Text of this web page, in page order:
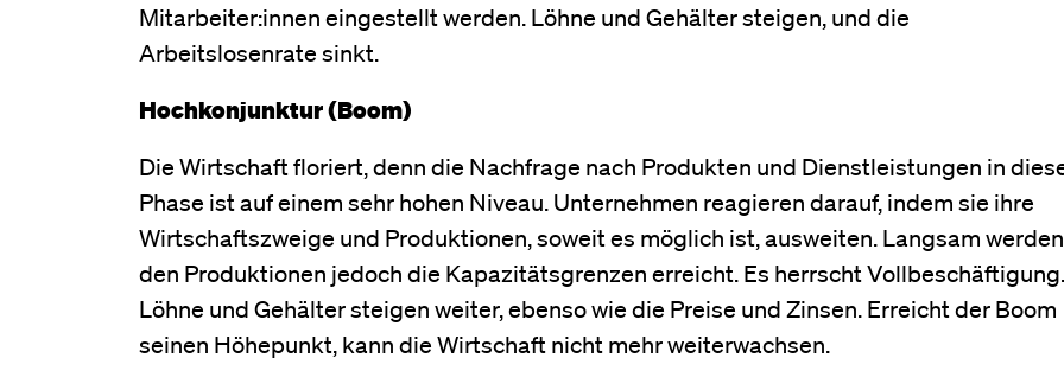
Mitarbeiter:innen eingestellt werden. Löhne und Gehälter steigen, und die
Arbeitslosenrate sinkt.
Hochkonjunktur (Boom)
Die Wirtschaft floriert, denn die Nachfrage nach Produkten und Dienstleistungen in
Phase ist auf einem sehr hohen Niveau. Unternehmen reagieren darauf, indem sie ihre
Wirtschaftszweige und Produktionen, soweit es möglich ist, ausweiten. Langsam
den Produktionen jedoch die Kapazitätsgrenzen erreicht. Es herrscht Vollbeschäftigung.
Löhne und Gehälter steigen weiter, ebenso wie die Preise und Zinsen. Erreicht der Boom
seinen Höhepunkt, kann die Wirtschaft nicht mehr weiterwachsen.